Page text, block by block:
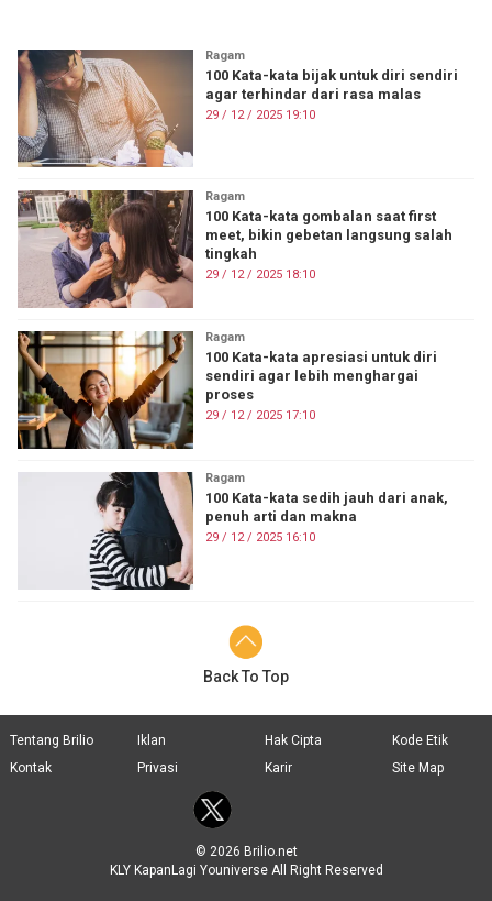
Ragam
100 Kata-kata bijak untuk diri sendiri
agar terhindar dari rasa malas
29 / 12 / 2025 19:10
Ragam
100 Kata-kata gombalan saat first
meet, bikin gebetan langsung salah
tingkah
29 / 12 / 2025 18:10
Ragam
100 Kata-kata apresiasi untuk diri
sendiri agar lebih menghargai
proses
29 / 12 / 2025 17:10
Ragam
100 Kata-kata sedih jauh dari anak,
penuh arti dan makna
29 / 12 / 2025 16:10
Back To Top
Tentang Brilio Iklan Hak Cipta
Kode Etik
Kontak
Privasi Karir Site Map
© 2026 Brilio.net
KLY KapanLagi Youniverse All Right Reserved